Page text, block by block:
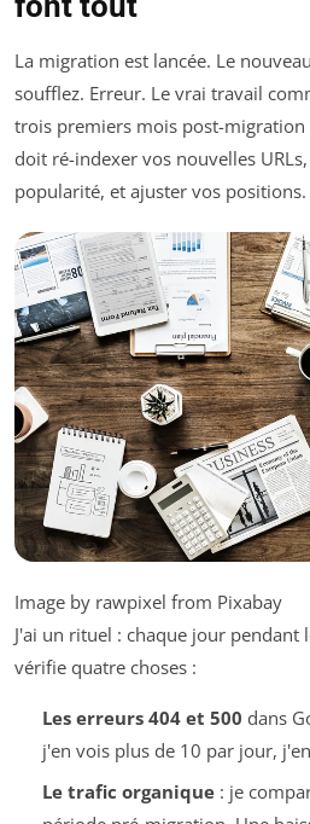
La migration est lancée. Le
soufflez. Erreur. Le vrai travail
trois premiers mois post-migration
doit ré-indexer vos nouvelles
popularité, et ajuster vos positions.
Image by rawpixel from Pixabay
J'ai un rituel : chaque jour pendant
vérifie quatre choses :
Les erreurs 404 et 500 dans
j'en vois plus de 10 par jour,
Le trafic organique: je